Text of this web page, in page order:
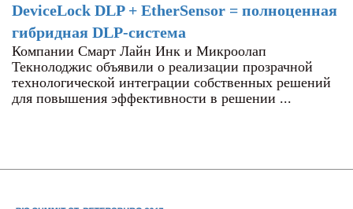
DeviceLock DLP + EtherSensor = полноценная
гибридная DLP-система
Компании Смарт Лайн Инк и Микроолап
Текнолоджис объявили о реализации прозрачной
технологической интеграции собственных решений
для повышения эффективности в решении ...